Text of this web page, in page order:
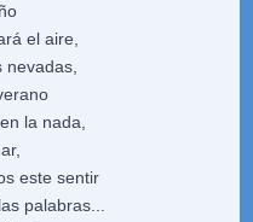
el aire,
la nada,
este sentir
palabras...